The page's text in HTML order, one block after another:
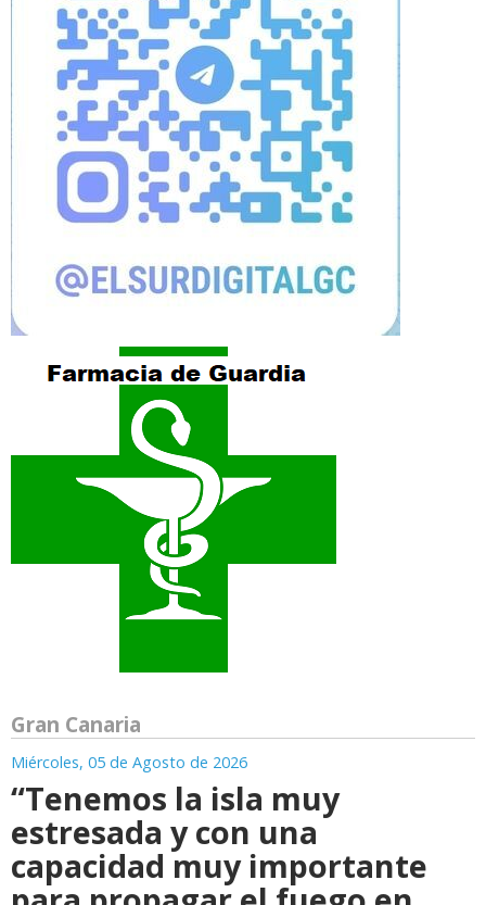
Gran Canaria
Miércoles, 05 de Agosto de 2026
“Tenemos la isla muy
estresada y con una
capacidad muy importante